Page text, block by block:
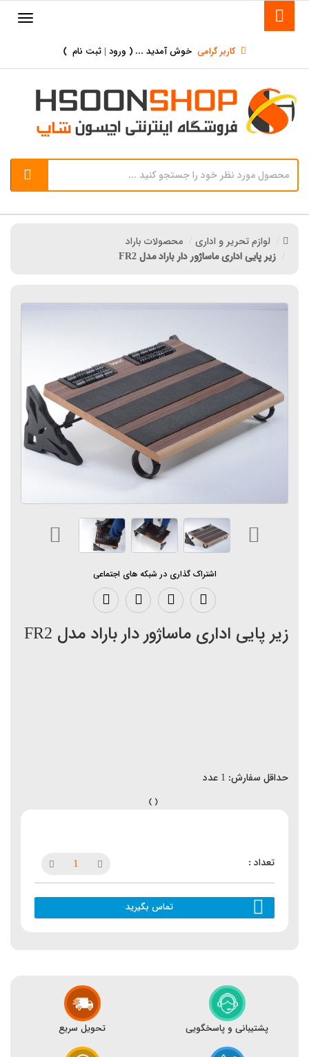
کاربر گرامی خوش آمدید ... ( ورود | ثبت نام )
لوازم تحریر و اداری
محصولات باراد
زیر پایی اداری ماساژور دار باراد مدل FR2
اشتراک گذاری در شبکه های اجتماعی
زیر پایی اداری ماساژور دار باراد مدل FR2
حداقل سفارش: 1 عدد
تماس بگیرید
پشتیبانی و پاسخگویی تحویل سریع